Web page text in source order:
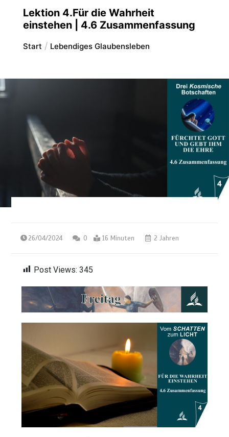
Lektion 4.Für die Wahrheit
einstehen | 4.6 Zusammenfassung
Start Lebendiges Glaubensleben
26/04/2024 0 16 Minuten 2 Jahren
Post Views: 345